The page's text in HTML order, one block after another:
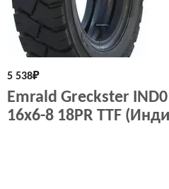
5 538₽
Emrald Greckster
16x6-8 18PR TTF